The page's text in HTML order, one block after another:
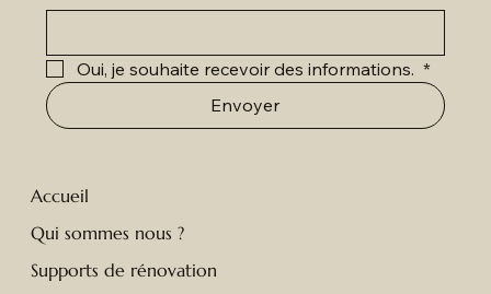
Accueil
Qui sommes nous ?
Supports de rénovation
Oui, je souhaite recevoir des informations. *
Envoyer